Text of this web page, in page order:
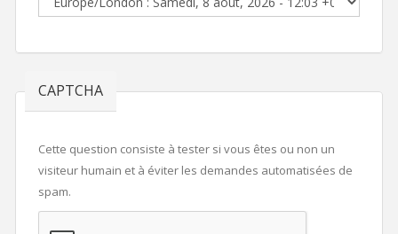
CAPTCHA
Cette question consiste à tester si vous êtes ou non un
visiteur humain et à éviter les demandes automatisées de
spam.